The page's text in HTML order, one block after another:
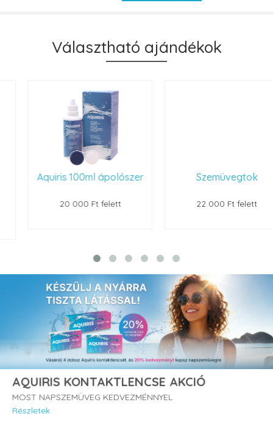
Választható ajándékok
Aquiris 100ml ápolószer
20 000 Ft felett
Szemüvegtok
22 000 Ft felett
AQUIRIS KONTAKTLENCSE AKCIÓ
MOST NAPSZEMÜVEG KEDVEZMÉNNYEL
Részletek